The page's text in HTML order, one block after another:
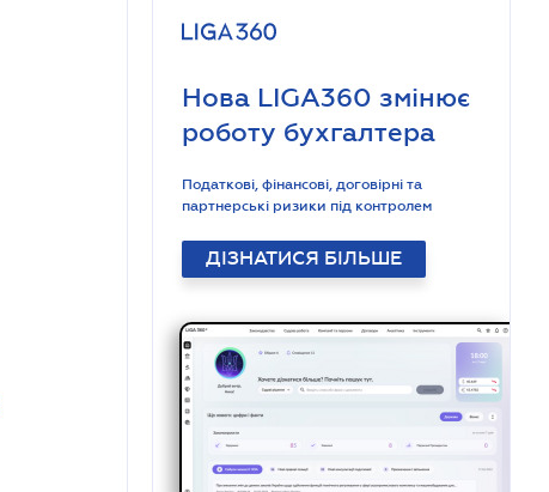
Нова LIGA360 змінює
роботу бухгалтера
Податкові, фінансові, договірні та
партнерські ризики під контролем
ДІЗНАТИСЯ БІЛЬШЕ